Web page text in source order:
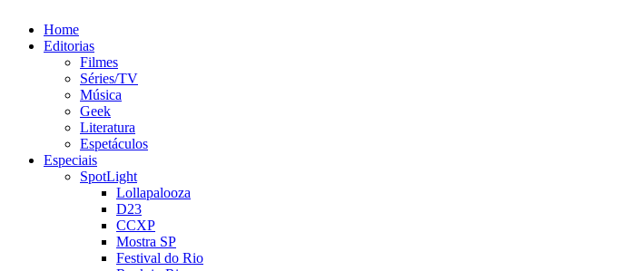
Home
Editorias
Filmes
Séries/TV
Música
Geek
Literatura
Espetáculos
Especiais
SpotLight
Lollapalooza
D23
CCXP
Mostra SP
Festival do Rio